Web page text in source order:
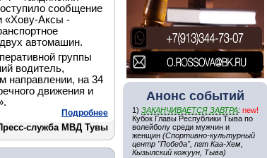
сообщение
«Хову-Аксы -
автомашин.
группы
водитель,
направлении, на 34
движения и
Подробнее
служба МВД Тувы
Анонс событий
1) ЗАКАНЧИВАЕТСЯ ЗАВТРА: new!
Кубок Главы Республики Тыва по
волейболу среди мужчин и
женщин (Спортивно-культурный
центр "Победа", пгт Каа-Хем,
Кызылский кожуун, Тыва)